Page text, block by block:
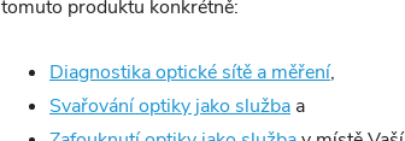
tomuto produktu konkrétně:
Diagnostika optické sítě a měření,
Svařování optiky jako služba a